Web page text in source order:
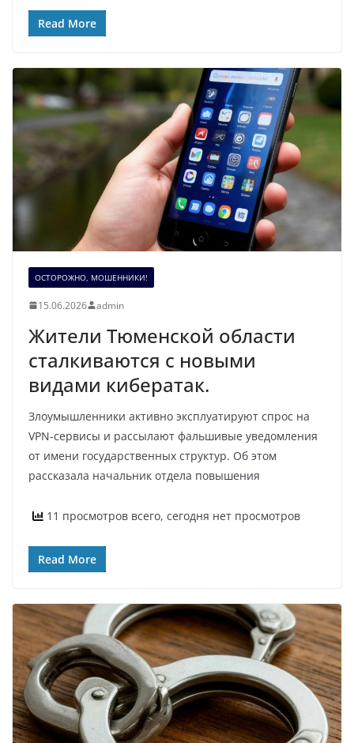
Read More
ОСТОРОЖНО, МОШЕННИКИ!
15.06.2026 admin
Жители Тюменской области
сталкиваются с новыми
видами кибератак.
Злоумышленники активно эксплуатируют спрос на
VPN‑сервисы и рассылают фальшивые уведомления
от имени государственных структур. Об этом
рассказала начальник отдела повышения
11 просмотров всего, сегодня нет просмотров
Read More